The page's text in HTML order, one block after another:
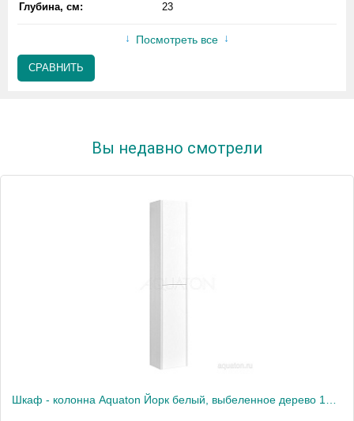
Глубина, см:
23
Посмотреть все
СРАВНИТЬ
Вы недавно смотрели